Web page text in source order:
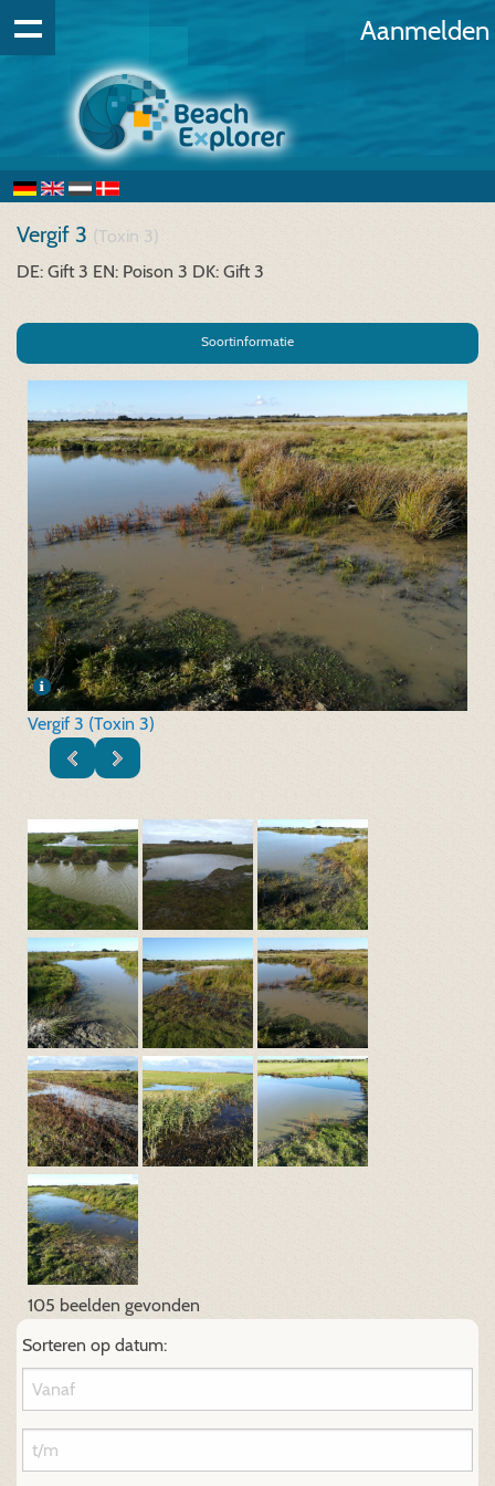
Aanmelden
Vergif 3 (Toxin 3)
DE: Gift 3 EN: Poison 3 DK: Gift 3
Soortinformatie
Vergif 3 (Toxin 3)
105 beelden gevonden
Sorteren op datum: